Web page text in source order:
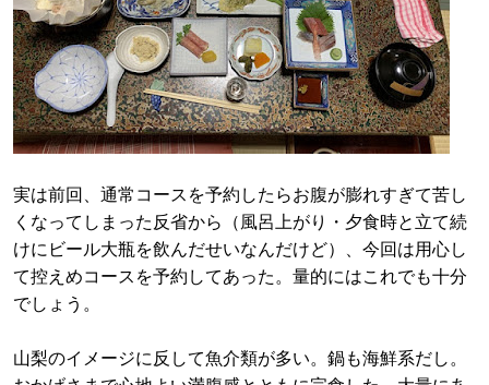
実は前回、通常コースを予約したらお腹が膨れすぎて苦し
くなってしまった反省から（風呂上がり・夕食時と立て続
けにビール大瓶を飲んだせいなんだけど）、今回は用心し
て控えめコースを予約してあった。量的にはこれでも十分
でしょう。
山梨のイメージに反して魚介類が多い。鍋も海鮮系だし。